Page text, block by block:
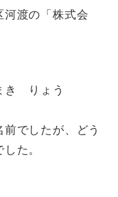
渡の「株式会
き りょう
でしたが、どう
た。